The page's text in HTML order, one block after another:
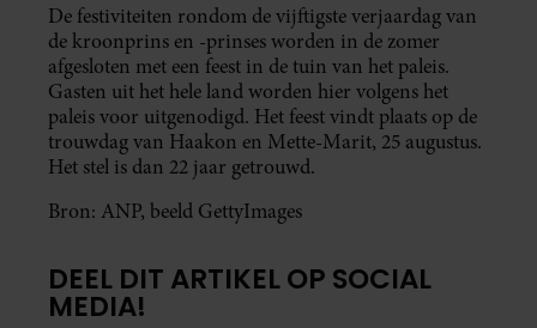
De festiviteiten rondom de vijftigste verjaardag van
de kroonprins en -prinses worden in de zomer
afgesloten met een feest in de tuin van het paleis.
Gasten uit het hele land worden hier volgens het
paleis voor uitgenodigd. Het feest vindt plaats op de
trouwdag van Haakon en Mette-Marit, 25 augustus.
Het stel is dan 22 jaar getrouwd.
Bron: ANP, beeld GettyImages
DEEL DIT ARTIKEL OP SOCIAL
MEDIA!